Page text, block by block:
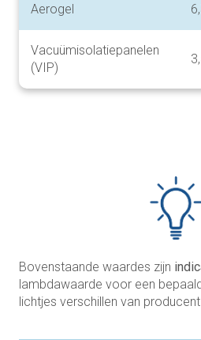
Aerogel
Vacuümisolatiepanelen
(VIP)
Bovenstaande waardes zijn
lambdawaarde voor een
lichtjes verschillen van